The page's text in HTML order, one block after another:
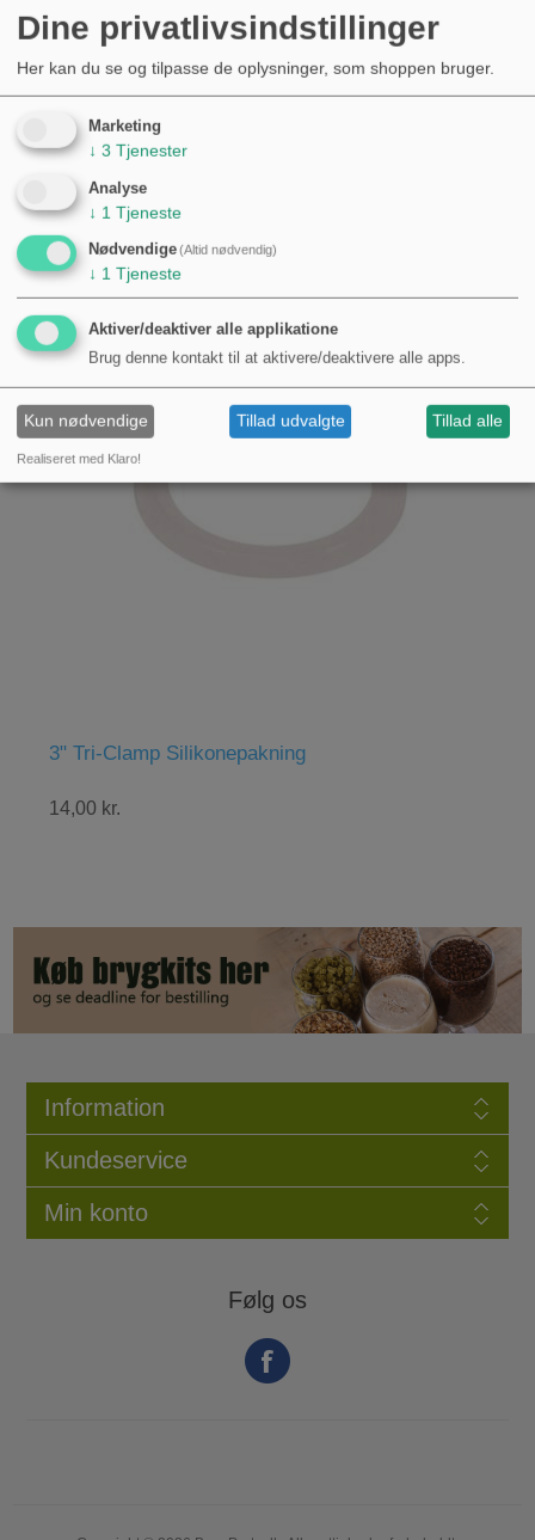
Tri-Clamp Silikonepakning
kr.
Information
Kundeservice
Min konto
Følg os
Dine privatlivsindstillinger
Her kan du se og tilpasse de oplysninger, som shoppen bruger.
Marketing
↓ 3 Tjenester
Analyse
↓ 1 Tjeneste
Nødvendige(Altid nødvendig)
↓ 1 Tjeneste
Aktiver/deaktiver alle applikatione
Brug denne kontakt til at aktivere/deaktivere alle apps.
Kun nødvendige Tillad udvalgte Tillad alle
Realiseret med Klaro!